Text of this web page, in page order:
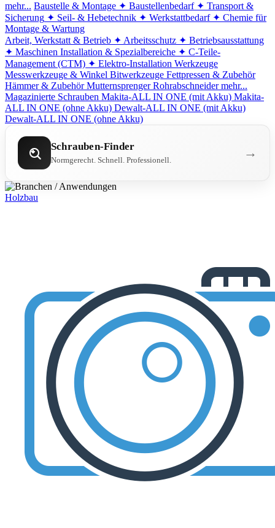
mehr... Baustelle & Montage ✦ Baustellenbedarf ✦ Transport &
Sicherung ✦ Seil- & Hebetechnik ✦ Werkstattbedarf ✦ Chemie für
Montage & Wartung
Arbeit, Werkstatt & Betrieb ✦ Arbeitsschutz ✦ Betriebsausstattung
✦ Maschinen Installation & Spezialbereiche ✦ C-Teile-
Management (CTM) ✦ Elektro-Installation Werkzeuge
Messwerkzeuge & Winkel Bitwerkzeuge Fettpressen & Zubehör
Hämmer & Zubehör Mutternsprenger Rohrabschneider mehr...
Magazinierte Schrauben Makita-ALL IN ONE (mit Akku) Makita-
ALL IN ONE (ohne Akku) Dewalt-ALL IN ONE (mit Akku)
Dewalt-ALL IN ONE (ohne Akku)
Schrauben-Finder
Normgerecht. Schnell. Professionell. →
Holzbau